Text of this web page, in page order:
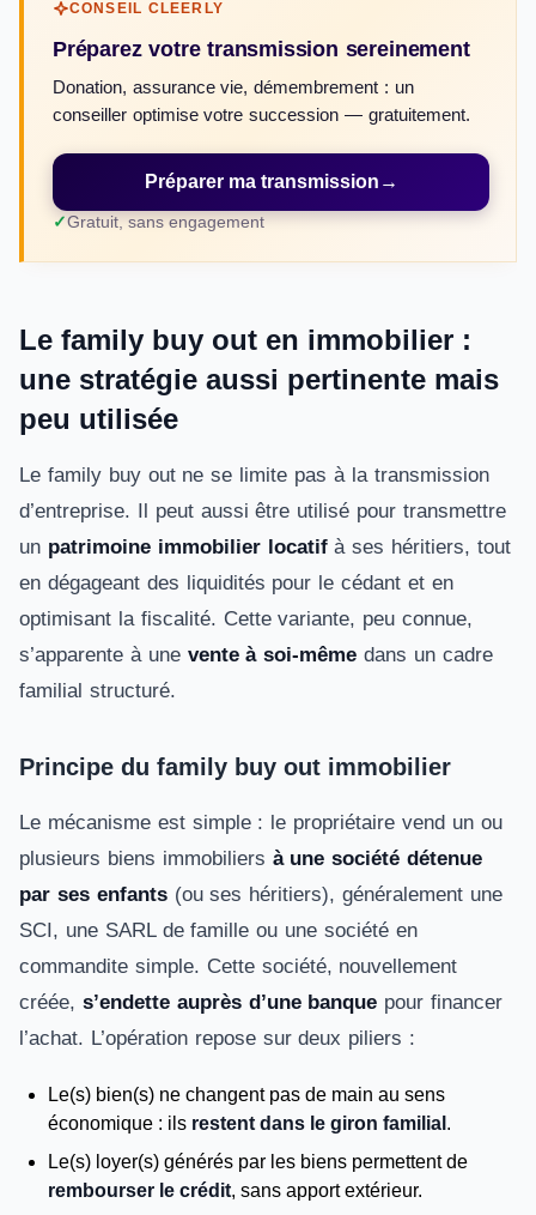
CONSEIL CLEERLY
Préparez votre transmission sereinement
Donation, assurance vie, démembrement : un
conseiller optimise votre succession — gratuitement.
Préparer ma transmission →
Gratuit, sans engagement
Le family buy out en immobilier :
une stratégie aussi pertinente mais
peu utilisée
Le family buy out ne se limite pas à la transmission
d’entreprise. Il peut aussi être utilisé pour transmettre
un patrimoine immobilier locatifà ses héritiers, tout
en dégageant des liquidités pour le cédant et en
optimisant la fiscalité. Cette variante, peu connue,
s’apparente à une vente à soi-même dans un cadre
familial structuré.
Principe du family buy out immobilier
Le mécanisme est simple : le propriétaire vend un ou
plusieurs biens immobiliers à une société détenue
par ses enfants(ou ses héritiers), généralement une
SCI, une SARL de famille ou une société en
commandite simple. Cette société, nouvellement
créée, s’endette auprès d’une banque pour financer
l’achat. L’opération repose sur deux piliers :
Le(s) bien(s) ne changent pas de main au sens
économique : ils restent dans le giron familial .
Le(s) loyer(s) générés par les biens permettent de
rembourser le crédit, sans apport extérieur.